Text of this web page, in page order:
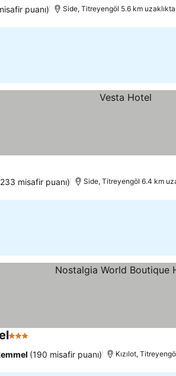
puanı) Side, Titreyengöl 5.6 km uzaklıkta
misafir puanı) Side, Titreyengöl 6.4 km
3 Yıldız
(190 misafir puanı) Kızılot,